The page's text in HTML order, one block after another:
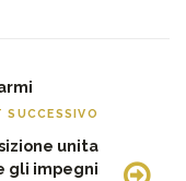
SUCCESSIVO
unita
gli impegni